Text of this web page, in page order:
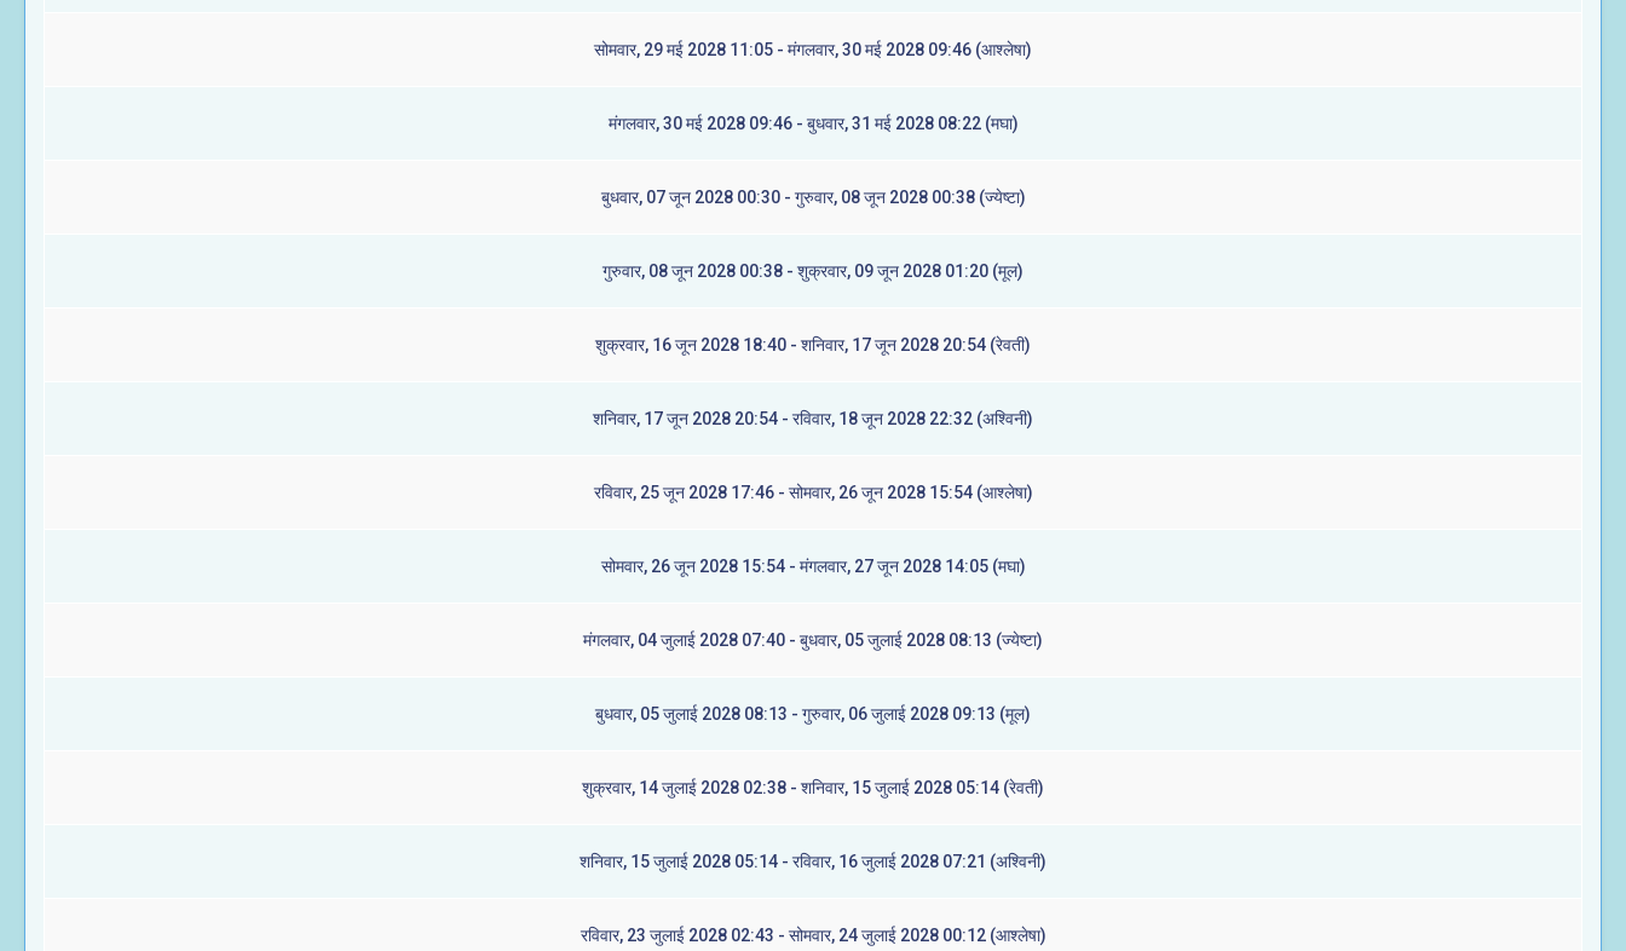
सोमवार, 29 मई 2028 11:05 - मंगलवार, 30 मई 2028 09:46 (आश्लेषा)
मंगलवार, 30 मई 2028 09:46 - बुधवार, 31 मई 2028 08:22 (मघा)
बुधवार, 07 जून 2028 00:30 - गुरुवार, 08 जून 2028 00:38 (ज्येष्टा)
गुरुवार, 08 जून 2028 00:38 - शुक्रवार, 09 जून 2028 01:20 (मूल)
शुक्रवार, 16 जून 2028 18:40 - शनिवार, 17 जून 2028 20:54 (रेवती)
शनिवार, 17 जून 2028 20:54 - रविवार, 18 जून 2028 22:32 (अश्विनी)
रविवार, 25 जून 2028 17:46 - सोमवार, 26 जून 2028 15:54 (आश्लेषा)
सोमवार, 26 जून 2028 15:54 - मंगलवार, 27 जून 2028 14:05 (मघा)
मंगलवार, 04 जुलाई 2028 07:40 - बुधवार, 05 जुलाई 2028 08:13 (ज्येष्टा)
बुधवार, 05 जुलाई 2028 08:13 - गुरुवार, 06 जुलाई 2028 09:13 (मूल)
शुक्रवार, 14 जुलाई 2028 02:38 - शनिवार, 15 जुलाई 2028 05:14 (रेवती)
शनिवार, 15 जुलाई 2028 05:14 - रविवार, 16 जुलाई 2028 07:21 (अश्विनी)
रविवार, 23 जुलाई 2028 02:43 - सोमवार, 24 जुलाई 2028 00:12 (आश्लेषा)